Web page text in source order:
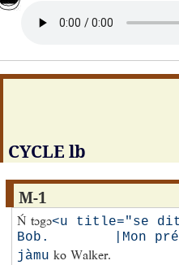
CYCLE lb
M-1
Ń tɔgɔ<u title="se
Bob. |Mon
jàmu ko Walker.